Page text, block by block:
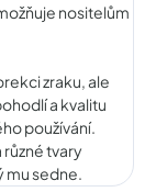
nositelům
zraku, ale
a kvalitu
používání.
různé tvary
mu sedne.